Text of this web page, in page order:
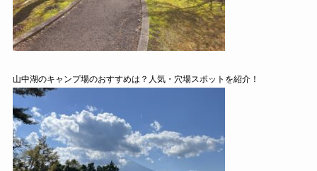
山中湖のキャンプ場のおすすめは？人気・穴場スポットを紹介！